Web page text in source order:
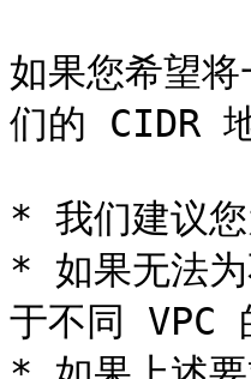
如果您希望
们的 CIDR
* 我们建议
* 如果无法
于不同 VPC